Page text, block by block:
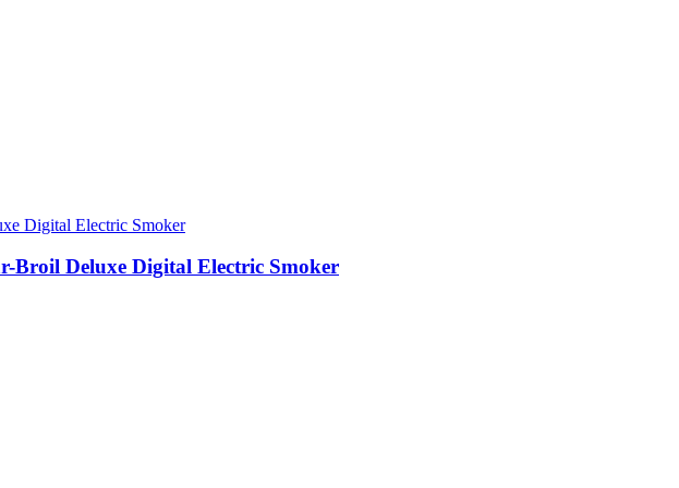
Broil Deluxe Digital Electric Smoker